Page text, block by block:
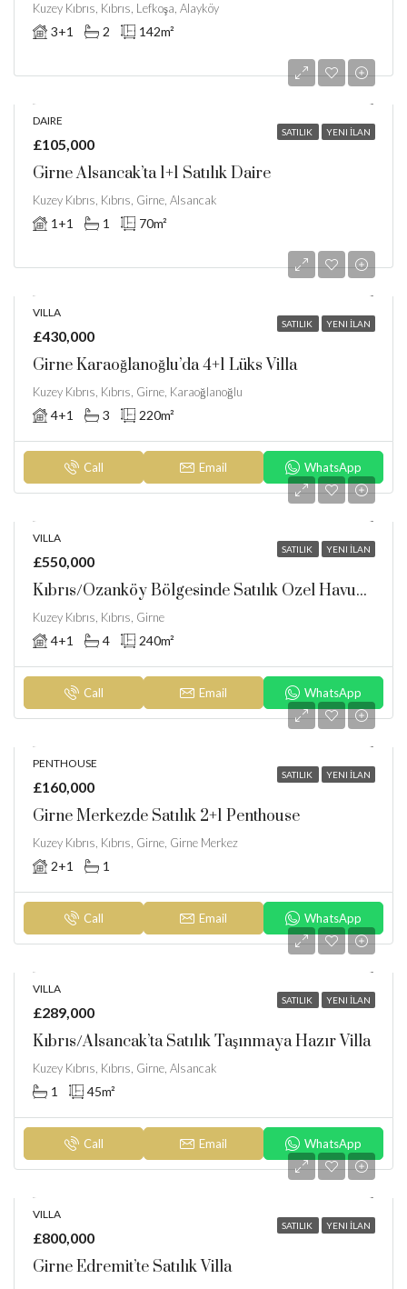
Kuzey Kıbrıs, Kıbrıs, Lefkoşa, Alayköy
3+1 2 142m²
SATILIK YENI İLAN
DAIRE
£105,000
Girne Alsancak’ta 1+1 Satılık Daire
Kuzey Kıbrıs, Kıbrıs, Girne, Alsancak
1+1 1 70m²
SATILIK YENI İLAN
VILLA
£430,000
Girne Karaoğlanoğlu’da 4+1 Lüks Villa
Kuzey Kıbrıs, Kıbrıs, Girne, Karaoğlanoğlu
4+1 3 220m²
Call Email WhatsApp
SATILIK YENI İLAN
VILLA
£550,000
Kıbrıs/Ozanköy Bölgesinde Satılık Özel Havuzlu Türk Tapulu Villa
Kuzey Kıbrıs, Kıbrıs, Girne
4+1 4 240m²
Call Email WhatsApp
SATILIK YENI İLAN
PENTHOUSE
£160,000
Girne Merkezde Satılık 2+1 Penthouse
Kuzey Kıbrıs, Kıbrıs, Girne, Girne Merkez
2+1 1
Call Email WhatsApp
SATILIK YENI İLAN
VILLA
£289,000
Kıbrıs/Alsancak’ta Satılık Taşınmaya Hazır Villa
Kuzey Kıbrıs, Kıbrıs, Girne, Alsancak
1 45m²
Call Email WhatsApp
SATILIK YENI İLAN
VILLA
£800,000
Girne Edremit’te Satılık Villa